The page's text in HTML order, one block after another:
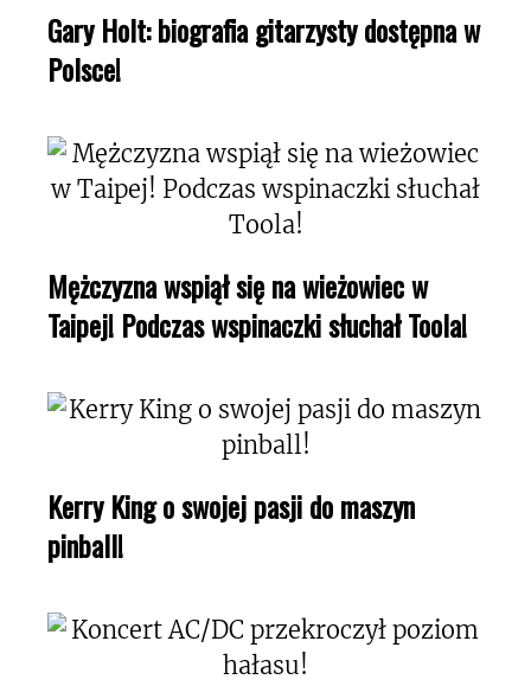
Gary Holt: biografia gitarzysty dostępna w
Polsce!
Mężczyzna wspiął się na wieżowiec w
Taipej! Podczas wspinaczki słuchał Toola!
Kerry King o swojej pasji do maszyn
pinball!